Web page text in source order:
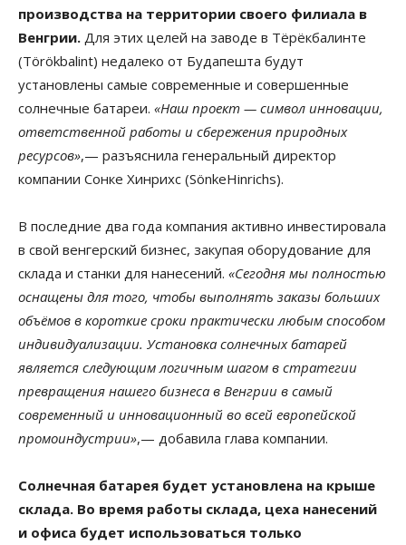
производства на территории своего филиала в
Венгрии. Для этих целей на заводе в Тёрёкбалинте
(Törökbalint) недалеко от Будапешта будут
установлены самые современные и совершенные
солнечные батареи. «Наш проект — символ инновации,
ответственной работы и сбережения природных
ресурсов»,— разъяснила генеральный директор
компании Сонке Хинрихс (SönkeHinrichs).
В последние два года компания активно инвестировала
в свой венгерский бизнес, закупая оборудование для
склада и станки для нанесений. «Сегодня мы полностью
оснащены для того, чтобы выполнять заказы больших
объёмов в короткие сроки практически любым способом
индивидуализации. Установка солнечных батарей
является следующим логичным шагом в стратегии
превращения нашего бизнеса в Венгрии в самый
современный и инновационный во всей европейской
промоиндустрии»,— добавила глава компании.
Солнечная батарея будет установлена на крыше
склада. Во время работы склада, цеха нанесений
и офиса будет использоваться только